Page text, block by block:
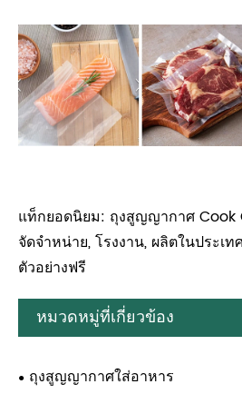
แท็กยอดนิยม: ถุงสูญญากาศ Cook
จัดจำหน่าย, โรงงาน, ผลิตในประเ
ตัวอย่างฟรี
หมวดหมู่ที่เกี่ยวข้อง
ถุงสูญญากาศใส่อาหาร